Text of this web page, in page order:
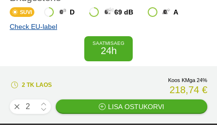
SUVI D 69 dB
A
Check EU-label
SAATMISAEG
24h
2 TK LAOS
Koos KMga 24%
218,74 €
LISA OSTUKORVI